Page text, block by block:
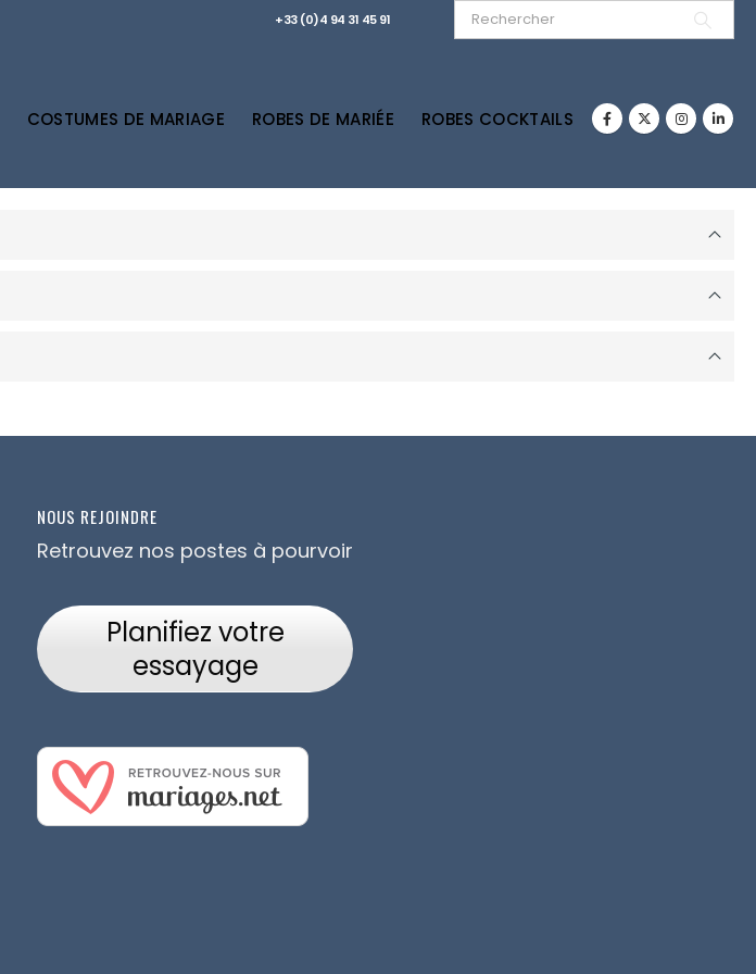
+33 (0)4 94 31 45 91
COSTUMES DE MARIAGE ROBES DE MARIÉE ROBES COCKTAILS
NOUS REJOINDRE
Retrouvez nos postes à pourvoir
Planifiez votre
essayage